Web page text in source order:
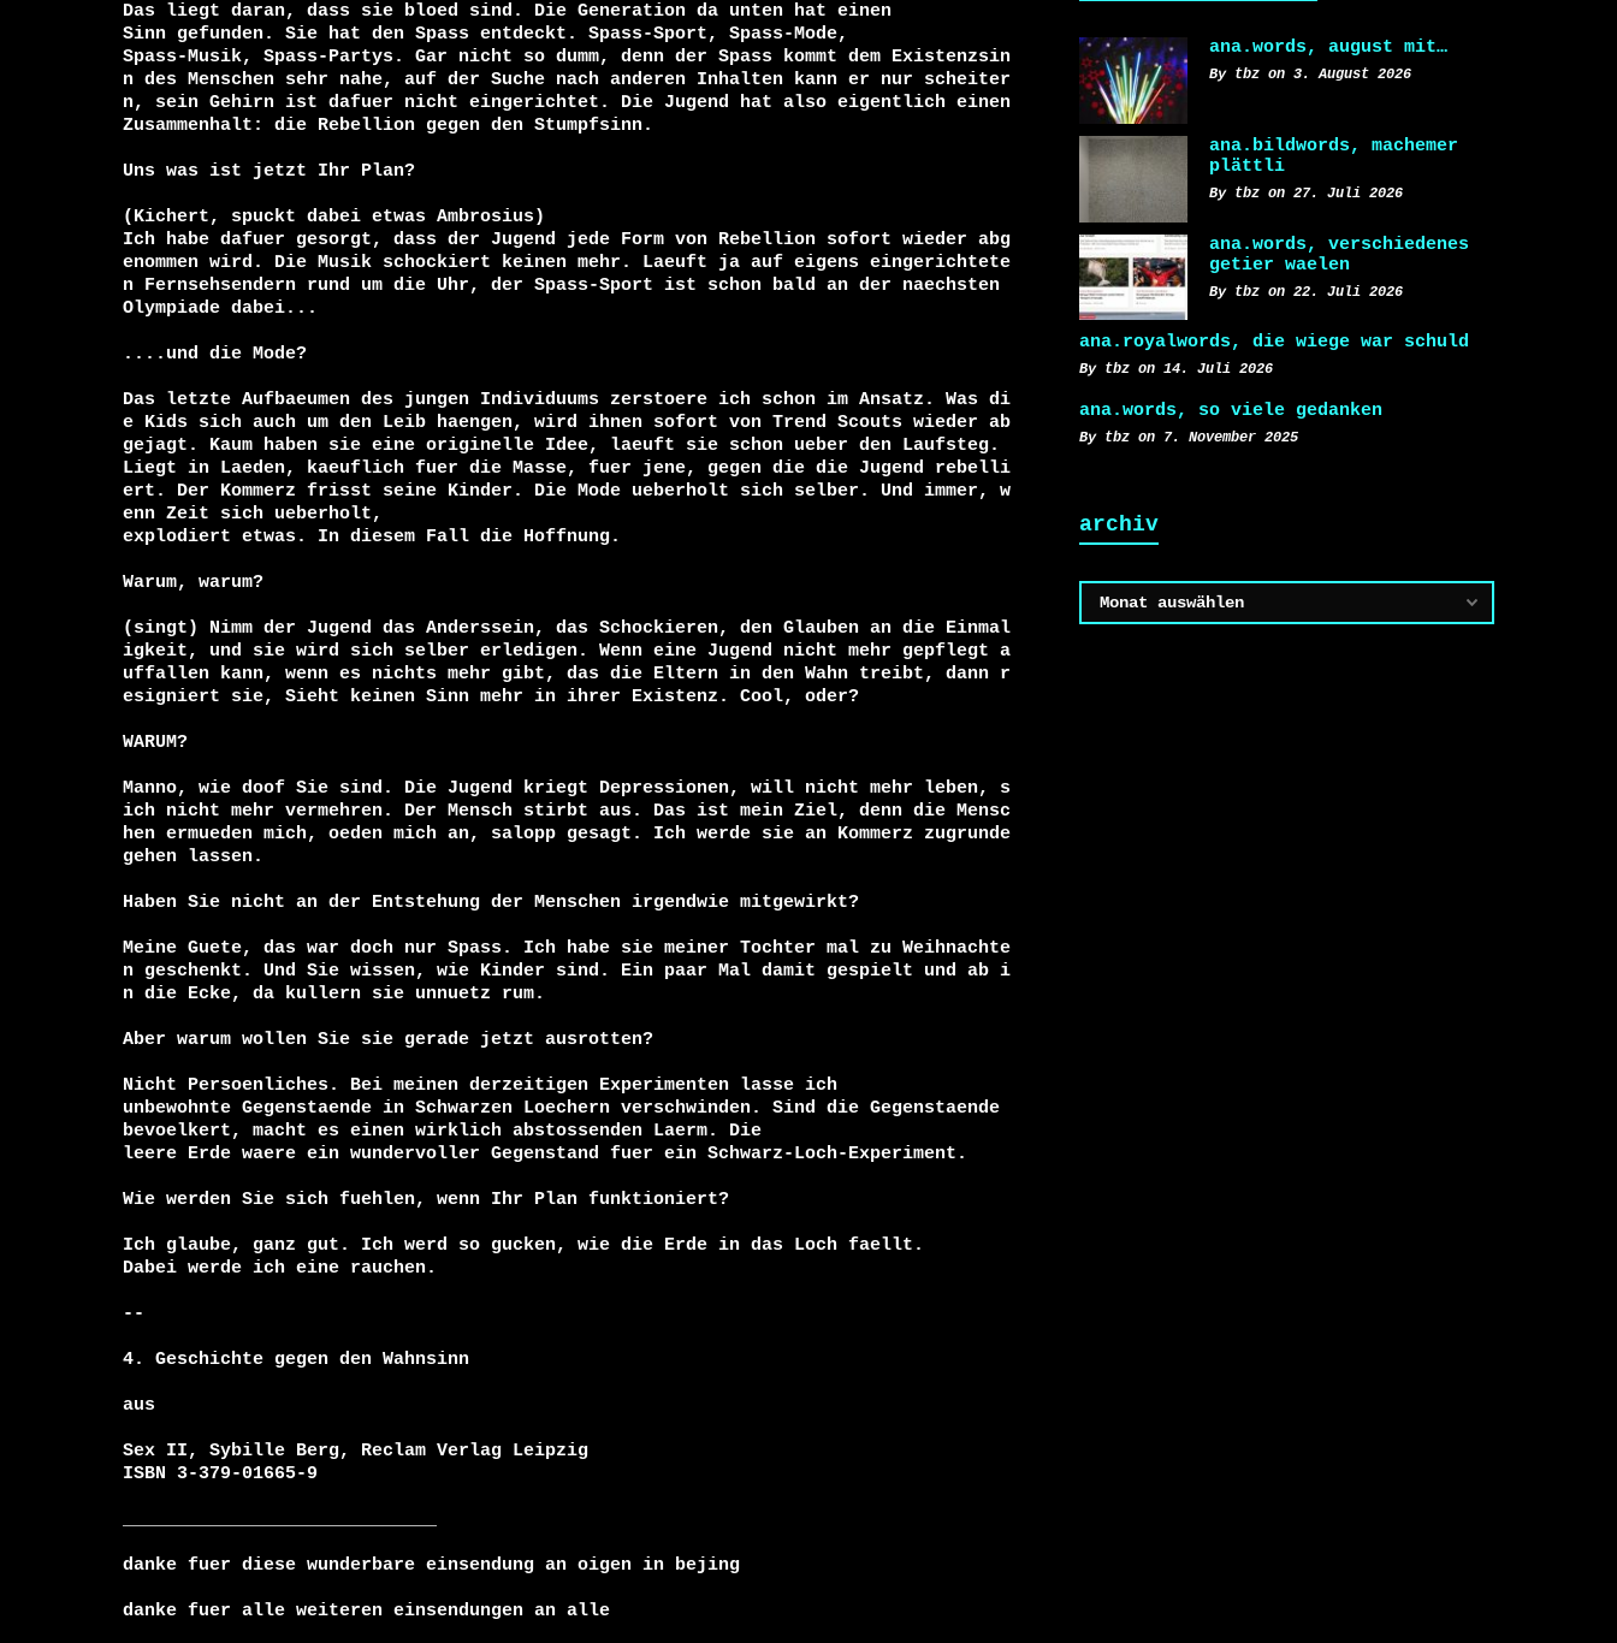
Das liegt daran, dass sie bloed sind. Die Generation da unten hat einen
Sinn gefunden. Sie hat den Spass entdeckt. Spass-Sport, Spass-Mode,
Spass-Musik, Spass-Partys. Gar nicht so dumm, denn der Spass kommt dem Existenzsin
n des Menschen sehr nahe, auf der Suche nach anderen Inhalten kann er nur scheiter
n, sein Gehirn ist dafuer nicht eingerichtet. Die Jugend hat also eigentlich einen
Zusammenhalt: die Rebellion gegen den Stumpfsinn.
Uns was ist jetzt Ihr Plan?
(Kichert, spuckt dabei etwas Ambrosius)
Ich habe dafuer gesorgt, dass der Jugend jede Form von Rebellion sofort wieder abg
enommen wird. Die Musik schockiert keinen mehr. Laeuft ja auf eigens eingerichtete
n Fernsehsendern rund um die Uhr, der Spass-Sport ist schon bald an der naechsten
Olympiade dabei...
....und die Mode?
Das letzte Aufbaeumen des jungen Individuums zerstoere ich schon im Ansatz. Was di
e Kids sich auch um den Leib haengen, wird ihnen sofort von Trend Scouts wieder ab
gejagt. Kaum haben sie eine originelle Idee, laeuft sie schon ueber den Laufsteg.
Liegt in Laeden, kaeuflich fuer die Masse, fuer jene, gegen die die Jugend rebelli
ert. Der Kommerz frisst seine Kinder. Die Mode ueberholt sich selber. Und immer, w
enn Zeit sich ueberholt,
explodiert etwas. In diesem Fall die Hoffnung.
Warum, warum?
(singt) Nimm der Jugend das Anderssein, das Schockieren, den Glauben an die Einmal
igkeit, und sie wird sich selber erledigen. Wenn eine Jugend nicht mehr gepflegt a
uffallen kann, wenn es nichts mehr gibt, das die Eltern in den Wahn treibt, dann r
esigniert sie, Sieht keinen Sinn mehr in ihrer Existenz. Cool, oder?
WARUM?
Manno, wie doof Sie sind. Die Jugend kriegt Depressionen, will nicht mehr leben, s
ich nicht mehr vermehren. Der Mensch stirbt aus. Das ist mein Ziel, denn die Mensc
hen ermueden mich, oeden mich an, salopp gesagt. Ich werde sie an Kommerz zugrunde
gehen lassen.
Haben Sie nicht an der Entstehung der Menschen irgendwie mitgewirkt?
Meine Guete, das war doch nur Spass. Ich habe sie meiner Tochter mal zu Weihnachte
n geschenkt. Und Sie wissen, wie Kinder sind. Ein paar Mal damit gespielt und ab i
n die Ecke, da kullern sie unnuetz rum.
Aber warum wollen Sie sie gerade jetzt ausrotten?
Nicht Persoenliches. Bei meinen derzeitigen Experimenten lasse ich
unbewohnte Gegenstaende in Schwarzen Loechern verschwinden. Sind die Gegenstaende
bevoelkert, macht es einen wirklich abstossenden Laerm. Die
leere Erde waere ein wundervoller Gegenstand fuer ein Schwarz-Loch-Experiment.
Wie werden Sie sich fuehlen, wenn Ihr Plan funktioniert?
Ich glaube, ganz gut. Ich werd so gucken, wie die Erde in das Loch faellt.
Dabei werde ich eine rauchen.
--
4. Geschichte gegen den Wahnsinn
aus
Sex II, Sybille Berg, Reclam Verlag Leipzig
ISBN 3-379-01665-9
danke fuer diese wunderbare einsendung an oigen in bejing
danke fuer alle weiteren einsendungen an alle
ana.words, august mit…
By tbz on 3. August 2026
ana.bildwords, machemer
plättli
By tbz on 27. Juli 2026
ana.words, verschiedenes
getier waelen
By tbz on 22. Juli 2026
ana.royalwords, die wiege war schuld
By tbz on 14. Juli 2026
ana.words, so viele gedanken
By tbz on 7. November 2025
archiv